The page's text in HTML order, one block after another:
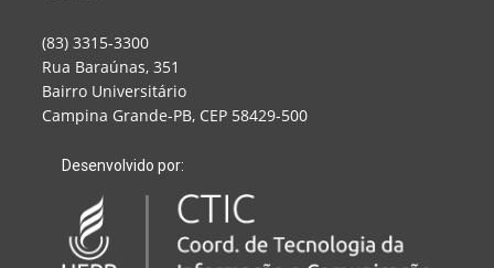
(83) 3315-3300
Rua Baraúnas, 351
Bairro Universitário
Campina Grande-PB, CEP 58429-500
Desenvolvido por: